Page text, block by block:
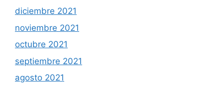
diciembre 2021
noviembre 2021
octubre 2021
septiembre 2021
agosto 2021